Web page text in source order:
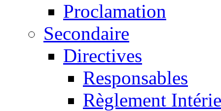
Proclamation
Secondaire
Directives
Responsables
Règlement